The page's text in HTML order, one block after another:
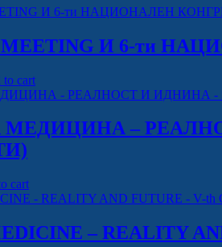
MEETING И 6-ти
to cart
МЕДИЦИНА –
cart
– REALITY